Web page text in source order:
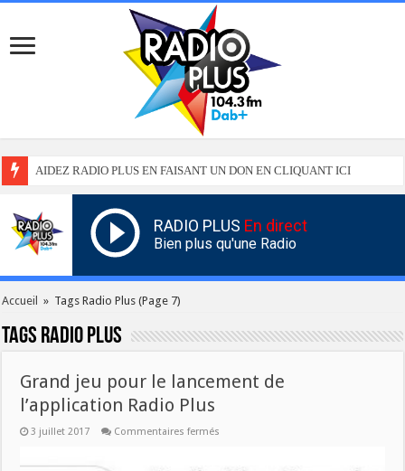
AIDEZ RADIO PLUS EN FAISANT UN DON EN CLIQUANT ICI
RADIO PLUS En direct
Bien plus qu'une Radio
Accueil » Tags Radio Plus (Page 7)
Tags Radio Plus
Grand jeu pour le lancement de
l’application Radio Plus
3 juillet 2017 Commentaires fermés